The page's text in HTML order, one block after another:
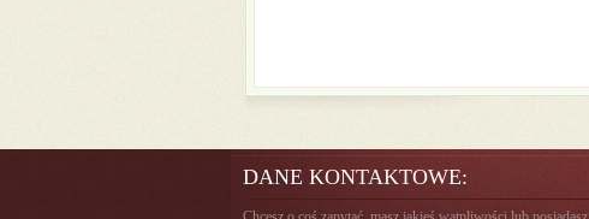
DANE KONTAKTOWE: